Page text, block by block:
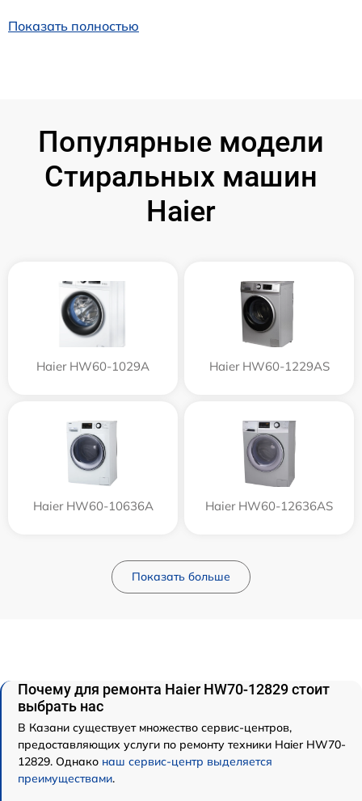
Показать полностью
Популярные модели
Стиральных машин
Haier
Haier HW60-1029A Haier HW60-1229AS
Haier HW60-10636A Haier HW60-12636AS
Показать больше
Почему для ремонта Haier HW70-12829 стоит
выбрать нас
В Казани существует множество сервис-центров,
предоставляющих услуги по ремонту техники Haier HW70-
12829. Однако наш сервис-центр выделяется
преимуществами.